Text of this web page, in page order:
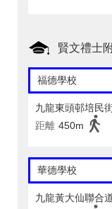
賢文禮士
福德學校
九龍東頭邨培民
距離 450m
華德學校
九龍黃大仙聯合